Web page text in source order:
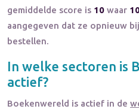
gemiddelde score is 10 waar
aangegeven dat ze opnieuw
bestellen.
In welke sectoren is
actief?
Boekenwereld is actief in de